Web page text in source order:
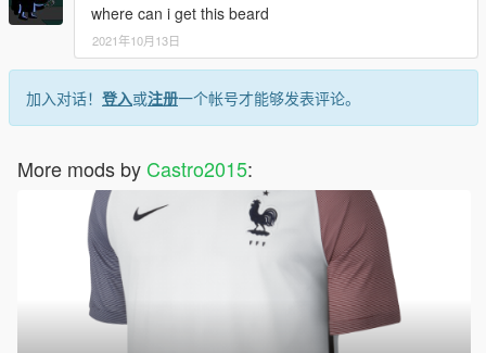
where can i get this beard
2021年10月13日
加入对话！ 登入或注册一个帐号才能够发表评论。
More mods by Castro2015: